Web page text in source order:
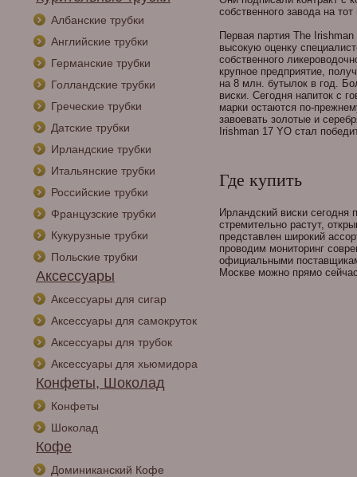
Албанские трубки
Английские трубки
Германские трубки
Голландские трубки
Греческие трубки
Датские трубки
Ирландские трубки
Итальянские трубки
Российские трубки
Французские трубки
Кукурузные трубки
Польские трубки
Аксессуары
Аксессуары для сигар
Аксессуары для самокруток
Аксессуары для трубок
Аксессуары для хьюмидора
Конфеты, Шоколад
Конфеты
Шоколад
Кофе
Доминиканский Кофе
собственного завода на
Первая партия The
высокую оценку
собственного
крупное предприятие,
на 8 млн. бутылок в год.
виски. Сегодня напиток с
марки остаются по-
завоевать золотые и
Irishman 17 YO стал
Где купить
Ирландский виски
стремительно растут,
представлен широкий
проводим мониторинг
официальными
Москве можно прямо